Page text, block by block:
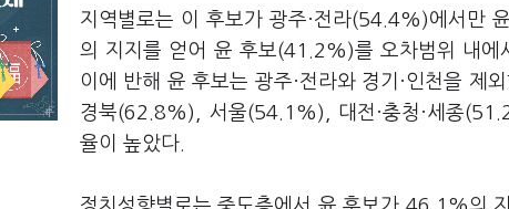
지역별로는 이 후보가 광주·전라(54.4%)에서만
의 지지를 얻어 윤 후보(41.2%)를 오차범위 내에
이에 반해 윤 후보는 광주·전라와 경기·인천을 제
경북(62.8%), 서울(54.1%), 대전·충청·세종
율이 높았다.